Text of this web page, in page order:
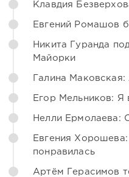
Клавдия
Евгений Ромашов
Никита Гуранда
Майорки
Галина
Егор Мельников: Я
Нелли Ермолаева:
Евгения
понравилась
Артём Герасимов